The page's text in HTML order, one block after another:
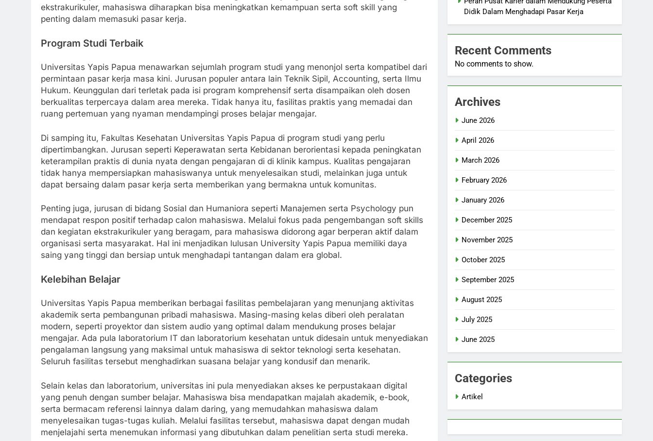
ekstrakurikuler, mahasiswa diharapkan bisa meningkatkan kemampuan serta soft skill yang
penting dalam memasuki pasar kerja.
Program Studi Terbaik
Universitas Yapis Papua menawarkan sejumlah program studi yang menonjol serta kompatibel dari
permintaan pasar kerja masa kini. Jurusan populer antara lain Teknik Sipil, Accounting, serta Ilmu
Hukum. Keunggulan dari terletak pada isi program komprehensif serta disampaikan oleh dosen
berkualitas terpercaya dalam area mereka. Tidak hanya itu, fasilitas praktis yang memadai dan
ruang pertemuan yang nyaman mendampingi proses belajar mengajar.
Di samping itu, Fakultas Kesehatan Universitas Yapis Papua di program studi yang perlu
dipertimbangkan. Jurusan seperti Keperawatan serta Kebidanan berorientasi kepada peningkatan
keterampilan praktis di dunia nyata dengan pengajaran di di klinik kampus. Kualitas pengajaran
tidak hanya mempersiapkan mahasiswanya untuk menyelesaikan studi, melainkan juga untuk
dapat bersaing dalam pasar kerja serta memberikan yang bermakna untuk komunitas.
Penting juga, jurusan di bidang Sosial dan Humaniora seperti Manajemen serta Psychology pun
mendapat respon positif terhadap calon mahasiswa. Melalui fokus pada pengembangan soft skills
dan kegiatan ekstrakurikuler yang beragam, para mahasiswa didorong agar berperan aktif dalam
organisasi serta masyarakat. Hal ini menjadikan lulusan University Yapis Papua memiliki daya
saing yang tinggi dan bersiap untuk menghadapi tantangan dalam era global.
Kelebihan Belajar
Universitas Yapis Papua memberikan berbagai fasilitas pembelajaran yang menunjang aktivitas
akademik serta pembangunan pribadi mahasiswa. Masing-masing kelas diberi oleh peralatan
modern, seperti proyektor dan sistem audio yang optimal dalam mendukung proses belajar
mengajar. Ada pula laboratorium IT dan laboratorium kesehatan untuk didesain untuk menyediakan
pengalaman langsung yang maksimal untuk mahasiswa di sektor teknologi serta kesehatan.
Seluruh fasilitas tersebut menghadirkan suasana belajar yang kondusif dan menarik.
Selain kelas dan laboratorium, universitas ini pula menyediakan akses ke perpustakaan digital
yang penuh dengan sumber belajar. Mahasiswa bisa mendapatkan majalah akademik, e-book,
serta bermacam referensi lainnya dalam daring, yang memudahkan mahasiswa dalam
menyelesaikan tugas-tugas kuliah. Melalui fasilitas tersebut, mahasiswa dapat dengan mudah
menjelajahi serta menemukan informasi yang dibutuhkan dalam penelitian serta studi mereka.
Didik Dalam Menghadapi Pasar Kerja
Recent Comments
No comments to show.
Archives
June 2026
April 2026
March 2026
February 2026
January 2026
December 2025
November 2025
October 2025
September 2025
August 2025
July 2025
June 2025
Categories
Artikel